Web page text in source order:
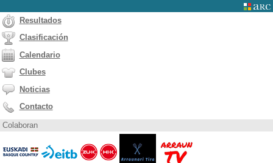
Resultados
Clasificación
Calendario
Clubes
Noticias
Contacto
Colaboran